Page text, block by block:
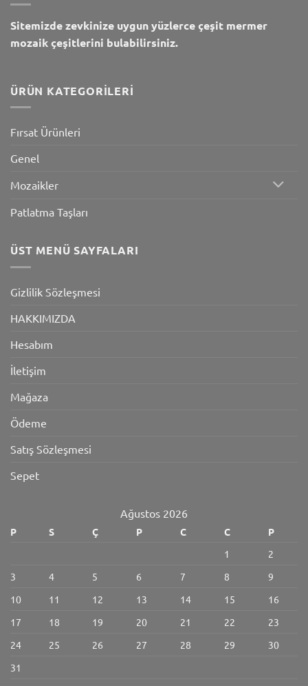
Sitemizde zevkinize uygun yüzlerce çeşit mermer
mozaik çeşitlerini bulabilirsiniz.
ÜRÜN KATEGORILERI
Fırsat Ürünleri
Genel
Mozaikler
Patlatma Taşları
ÜST MENÜ SAYFALARI
Gizlilik Sözleşmesi
HAKKIMIZDA
Hesabım
İletişim
Mağaza
Ödeme
Satış Sözleşmesi
Sepet
Ağustos 2026
P S Ç P C C
P
1
2
3
4 5 6 7 8
9
10
11 12 13 14 15
16
17
18 19 20 21 22
23
24
25 26 27 28 29
30
31